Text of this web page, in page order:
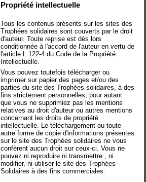
Propriété intellectuelle
Tous les contenus présents sur les sites des
Trophées solidaires sont couverts par le droit
d'auteur. Toute reprise est dès lors
conditionnée à l'accord de l'auteur en vertu de
l'article L.122-4 du Code de la Propriété
Intellectuelle.
Vous pouvez toutefois télécharger ou
imprimer sur papier des pages et/ou des
parties du site des Trophées solidaires, à des
fins strictement personnelles, pour autant
que vous ne supprimiez pas les mentions
relatives au droit d'auteur ou autres mentions
concernant les droits de propriété
intellectuelle. Le téléchargement ou toute
autre forme de copie d'informations présentes
sur le site des Trophées solidaires ne vous
confèrent aucun droit sur ceux-ci. Vous ne
pouvez ni reproduire ni transmettre , ni
modifier, ni utiliser le site des Trophées
Solidaires à des fins commerciales.